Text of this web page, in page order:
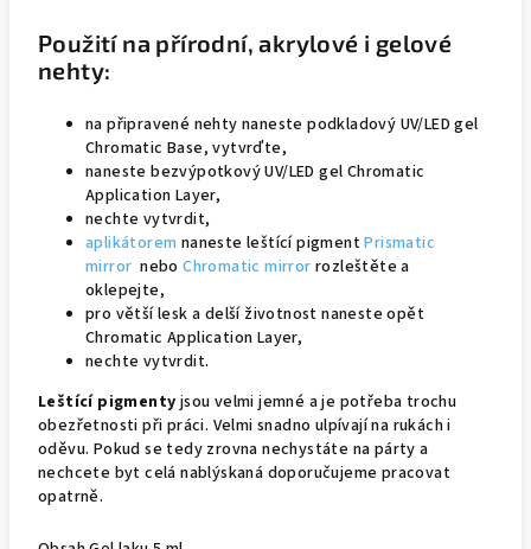
Použití na přírodní, akrylové i gelové
nehty:
na připravené nehty naneste podkladový UV/LED gel
Chromatic Base, vytvrďte,
naneste bezvýpotkový UV/LED gel Chromatic
Application Layer,
nechte vytvrdit,
aplikátorem naneste leštící pigmentPrismatic
mirror neboChromatic mirrorrozleštěte a
oklepejte,
pro větší lesk a delší životnost naneste opět
Chromatic Application Layer,
nechte vytvrdit.
Leštící pigmentyjsou velmi jemné a je potřeba trochu
obezřetnosti při práci. Velmi snadno ulpívají na rukách i
oděvu. Pokud se tedy zrovna nechystáte na párty a
nechcete byt celá nablýskaná doporučujeme pracovat
opatrně.